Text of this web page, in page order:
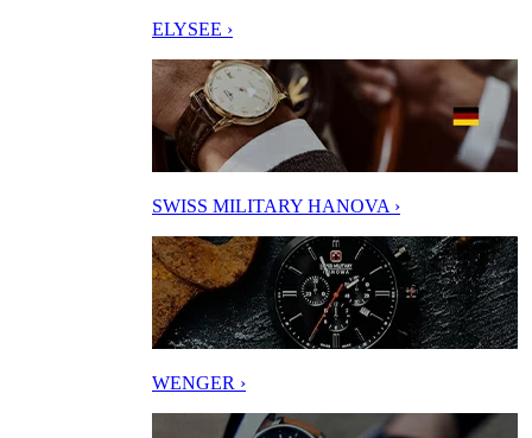
ELYSEE ›
SWISS MILITARY HANOVA ›
WENGER ›